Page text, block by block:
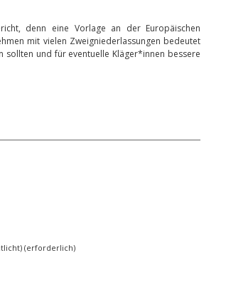
denn eine Vorlage an der Europäischen
mit vielen Zweigniederlassungen bedeutet
und für eventuelle Kläger*innen bessere
(erforderlich)